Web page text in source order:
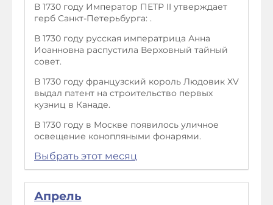
В 1730 году Император ПЕТР II утверждает
герб Санкт-Петерьбурга: .
В 1730 году русская императрица Анна
Иоанновна распустила Верховный тайный
совет.
В 1730 году французский король Людовик XV
выдал патент на строительство первых
кузниц в Канаде.
В 1730 году в Москве появилось уличное
освещение конопляными фонарями.
Выбрать этот месяц
Апрель